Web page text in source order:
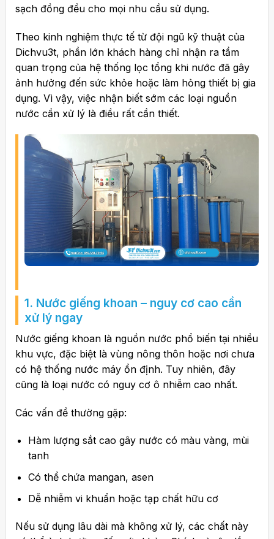
sạch đồng đều cho mọi nhu cầu sử dụng.
Theo kinh nghiệm thực tế từ đội ngũ kỹ thuật của
Dichvu3t, phần lớn khách hàng chỉ nhận ra tầm
quan trọng của hệ thống lọc tổng khi nước đã gây
ảnh hưởng đến sức khỏe hoặc làm hỏng thiết bị gia
dụng. Vì vậy, việc nhận biết sớm các loại nguồn
nước cần xử lý là điều rất cần thiết.
1. Nước giếng khoan – nguy cơ cao cần
xử lý ngay
Nước giếng khoan là nguồn nước phổ biến tại nhiều
khu vực, đặc biệt là vùng nông thôn hoặc nơi chưa
có hệ thống nước máy ổn định. Tuy nhiên, đây
cũng là loại nước có nguy cơ ô nhiễm cao nhất.
Các vấn đề thường gặp:
Hàm lượng sắt cao gây nước có màu vàng, mùi
tanh
Có thể chứa mangan, asen
Dễ nhiễm vi khuẩn hoặc tạp chất hữu cơ
Nếu sử dụng lâu dài mà không xử lý, các chất này